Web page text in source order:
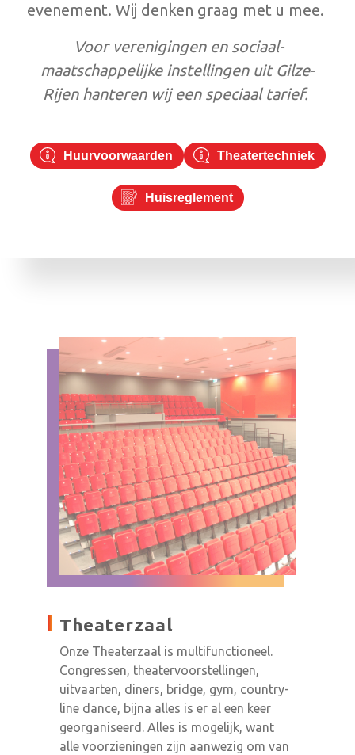
evenement. Wij denken graag met u mee.
Voor verenigingen en sociaal-
maatschappelijke instellingen uit Gilze-
Rijen hanteren wij een speciaal tarief.
Huurvoorwaarden Theatertechniek
Huisreglement
Theaterzaal
Onze Theaterzaal is multifunctioneel.
Congressen, theatervoorstellingen,
uitvaarten, diners, bridge, gym, country-
line dance, bijna alles is er al een keer
georganiseerd. Alles is mogelijk, want
alle voorzieningen zijn aanwezig om van